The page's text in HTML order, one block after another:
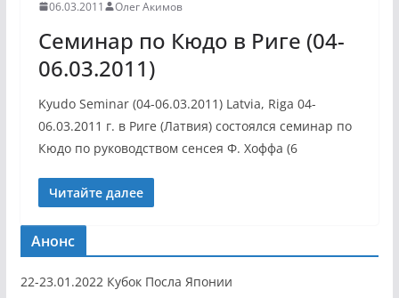
06.03.2011 Олег Акимов
Семинар по Кюдо в Риге (04-
06.03.2011)
Kyudo Seminar (04-06.03.2011) Latvia, Riga 04-
06.03.2011 г. в Риге (Латвия) состоялся семинар по
Кюдо по руководством сенсея Ф. Хоффа (6
Читайте далее
Анонс
22-23.01.2022 Кубок Посла Японии